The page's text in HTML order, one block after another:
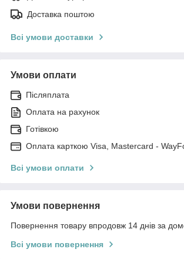
Доставка поштою
Всі умови доставки
Умови оплати
Післяплата
Оплата на рахунок
Готівкою
Оплата карткою Visa, Mastercard -
Всі умови оплати
Умови повернення
Повернення товару впродовж 14 днів за
Всі умови повернення